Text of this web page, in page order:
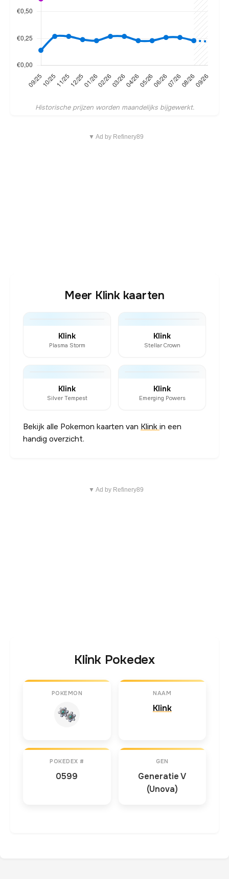
Historische prijzen worden maandelijks bijgewerkt.
▼ Ad by Refinery89
Meer Klink kaarten
Klink
Plasma Storm
Klink
Stellar Crown
Klink
Silver Tempest
Klink
Emerging Powers
Bekijk alle Pokemon kaarten van Klink in een
handig overzicht.
▼ Ad by Refinery89
Klink Pokedex
POKEMON NAAM
Klink
POKEDEX #
0599
GEN
Generatie V
(Unova)